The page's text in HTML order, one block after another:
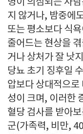
지 않거나, 밤중에
또는 평소보다 식
줄어드는 현상을
거나 상처가 잘 낫
당뇨 초기 징후일
압보다 상대적으로
성이 크며, 이러한
혈당 검사를 받아
군(가족력, 비만,